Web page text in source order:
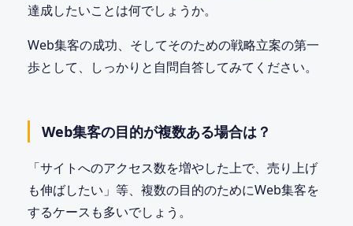
達成したいことは何でしょうか。
Web集客の成功、そしてそのための戦略立案の第一
歩として、しっかりと自問自答してみてください。
Web集客の目的が複数ある場合は？
「サイトへのアクセス数を増やした上で、売り上げ
も伸ばしたい」等、複数の目的のためにWeb集客を
するケースも多いでしょう。